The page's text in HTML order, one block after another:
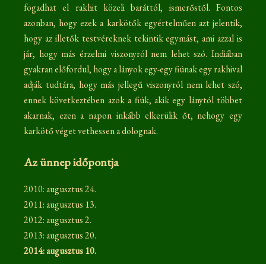
fogadhat el rakhit közeli baráttól, ismerőstől. Fontos
azonban, hogy ezek a karkötők egyértelműen azt jelentik,
hogy az illetők testvéreknek tekintik egymást, ami azzal is
jár, hogy más érzelmi viszonyról nem lehet szó. Indiában
gyakran előfordul, hogy a lányok egy-egy fiúnak egy rakhival
adják tudtára, hogy más jellegű viszonyról nem lehet szó,
ennek következtében azok a fiúk, akik egy lánytól többet
akarnak, ezen a napon inkább elkerülik őt, nehogy egy
karkötő véget vethessen a dolognak.
Az ünnep időpontja
2010: augusztus 24.
2011: augusztus 13.
2012: augusztus 2.
2013: augusztus 20.
2014: augusztus 10.